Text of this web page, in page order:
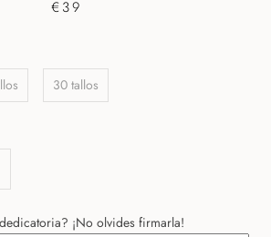
€39
30 tallos
¡No olvides firmarla!